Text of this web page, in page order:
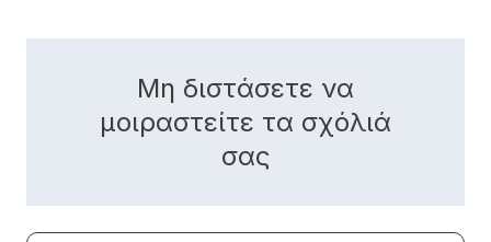
Μη διστάσετε να
μοιραστείτε τα σχόλιά
σας